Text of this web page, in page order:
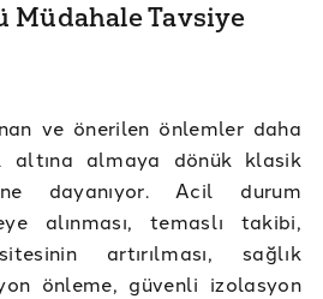
Müdahale Tavsiye
ve önerilen önlemler daha
altına almaya dönük klasik
dayanıyor. Acil durum
alınması, temaslı takibi,
artırılması, sağlık
önleme, güvenli izolasyon